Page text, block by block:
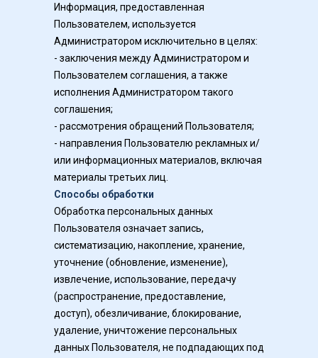
Информация, предоставленная
Пользователем, используется
Администратором исключительно в целях:
- заключения между Администратором и
Пользователем соглашения, а также
исполнения Администратором такого
соглашения;
- рассмотрения обращений Пользователя;
- направления Пользователю рекламных и/
или информационных материалов, включая
материалы третьих лиц.
Способы обработки
Обработка персональных данных
Пользователя означает запись,
систематизацию, накопление, хранение,
уточнение (обновление, изменение),
извлечение, использование, передачу
(распространение, предоставление,
доступ), обезличивание, блокирование,
удаление, уничтожение персональных
данных Пользователя, не подпадающих под